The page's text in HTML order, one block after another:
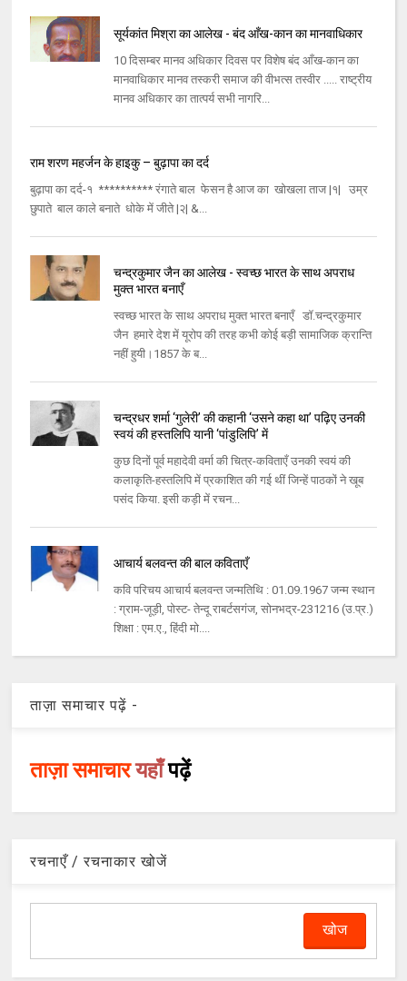
सूर्यकांत मिश्रा का आलेख - बंद आँख-कान का मानवाधिकार
10 दिसम्बर मानव अधिकार दिवस पर विशेष बंद आँख-कान का
मानवाधिकार मानव तस्करी समाज की वीभत्स तस्वीर ..... राष्ट्रीय
मानव अधिकार का तात्पर्य सभी नागरि...
राम शरण महर्जन के हाइकु – बुढ़ापा का दर्द
बुढ़ापा का दर्द-१ ********** रंगाते बाल फेसन है आज का खोखला ताज |१| उम्र
छुपाते बाल काले बनाते धोके में जीते |२| &...
चन्द्रकुमार जैन का आलेख - स्वच्छ भारत के साथ अपराध
मुक्त भारत बनाएँ
स्वच्छ भारत के साथ अपराध मुक्त भारत बनाएँ डॉ.चन्द्रकुमार
जैन हमारे देश में यूरोप की तरह कभी कोई बड़ी सामाजिक क्रान्ति
नहीं हुयी।1857 के ब...
चन्द्रधर शर्मा ‘गुलेरी’ की कहानी ‘उसने कहा था’ पढ़िए उनकी
स्वयं की हस्तलिपि यानी ‘पांडुलिपि’ में
कुछ दिनों पूर्व महादेवी वर्मा की चित्र-कविताएँ उनकी स्वयं की
कलाकृति-हस्तलिपि में प्रकाशित की गई थीं जिन्हें पाठकों ने खूब
पसंद किया. इसी कड़ी में रचन...
आचार्य बलवन्त की बाल कविताएँ
कवि परिचय आचार्य बलवन्त जन्मतिथि : 01.09.1967 जन्म स्थान
: ग्राम-जूड़ी, पोस्ट- तेन्दू राबर्टसगंज, सोनभद्र-231216 (उ.प्र.)
शिक्षा : एम.ए., हिंदी मो....
ताज़ा समाचार पढ़ें -
ताज़ा समाचारयहाँपढ़ें
रचनाएँ / रचनाकार खोजें